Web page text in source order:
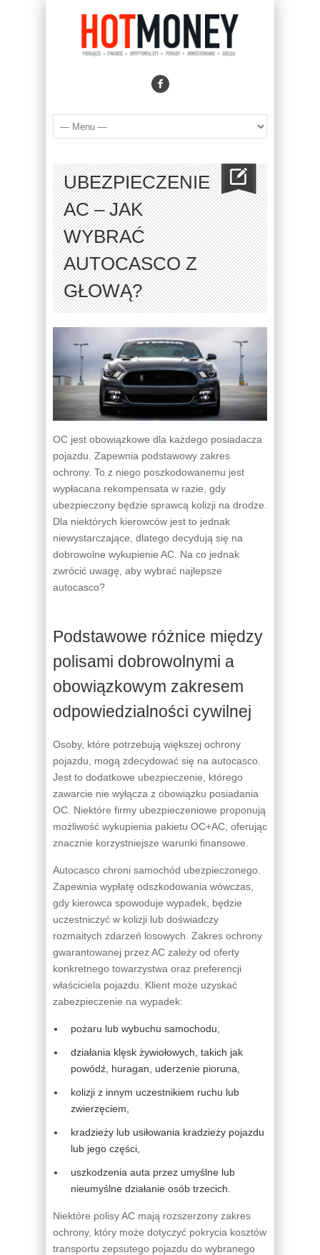
UBEZPIECZENIE
AC – JAK
WYBRAĆ
AUTOCASCO Z
GŁOWĄ?
OC jest obowiązkowe dla każdego posiadacza
pojazdu. Zapewnia podstawowy zakres
ochrony. To z niego poszkodowanemu jest
wypłacana rekompensata w razie, gdy
ubezpieczony będzie sprawcą kolizji na drodze.
Dla niektórych kierowców jest to jednak
niewystarczające, dlatego decydują się na
dobrowolne wykupienie AC. Na co jednak
zwrócić uwagę, aby wybrać najlepsze
autocasco?
Podstawowe różnice między
polisami dobrowolnymi a
obowiązkowym zakresem
odpowiedzialności cywilnej
Osoby, które potrzebują większej ochrony
pojazdu, mogą zdecydować się na autocasco.
Jest to dodatkowe ubezpieczenie, którego
zawarcie nie wyłącza z obowiązku posiadania
OC. Niektóre firmy ubezpieczeniowe proponują
możliwość wykupienia pakietu OC+AC, oferując
znacznie korzystniejsze warunki finansowe.
Autocasco chroni samochód ubezpieczonego.
Zapewnia wypłatę odszkodowania wówczas,
gdy kierowca spowoduje wypadek, będzie
uczestniczyć w kolizji lub doświadczy
rozmaitych zdarzeń losowych. Zakres ochrony
gwarantowanej przez AC zależy od oferty
konkretnego towarzystwa oraz preferencji
właściciela pojazdu. Klient może uzyskać
zabezpieczenie na wypadek:
pożaru lub wybuchu samochodu,
działania klęsk żywiołowych, takich jak
powódź, huragan, uderzenie pioruna,
kolizji z innym uczestnikiem ruchu lub
zwierzęciem,
kradzieży lub usiłowania kradzieży pojazdu
lub jego części,
uszkodzenia auta przez umyślne lub
nieumyślne działanie osób trzecich.
Niektóre polisy AC mają rozszerzony zakres
ochrony, który może dotyczyć pokrycia kosztów
transportu zepsutego pojazdu do wybranego